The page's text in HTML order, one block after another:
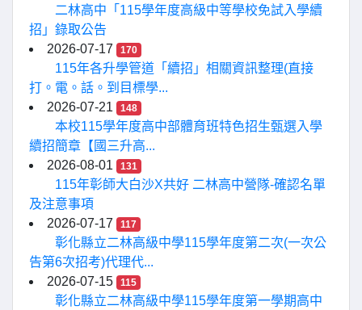
二林高中「115學年度高級中等學校免試入學續
招」錄取公告
2026-07-17
170
115年各升學管道「續招」相關資訊整理(直接
打。電。話。到目標學...
2026-07-21
148
本校115學年度高中部體育班特色招生甄選入學
續招簡章【國三升高...
2026-08-01
131
115年彰師大白沙X共好 二林高中營隊-確認名單
及注意事項
2026-07-17
117
彰化縣立二林高級中學115學年度第二次(一次公
告第6次招考)代理代...
2026-07-15
115
彰化縣立二林高級中學115學年度第一學期高中